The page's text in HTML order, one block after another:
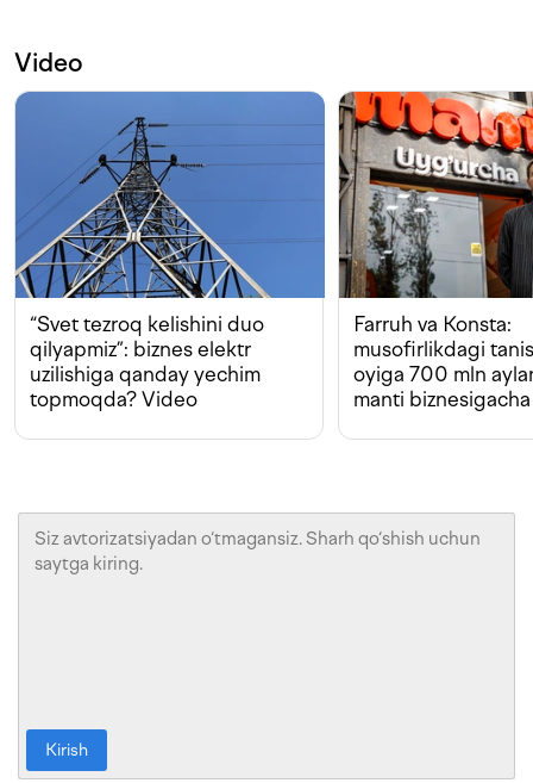
Video
“Svet tezroq kelishini duo
qilyapmiz”: biznes elektr
uzilishiga qanday yechim
topmoqda? Video
Farruh va Konsta:
musofirlikdagi
oyiga 700 mln
manti biznesigacha
Kirish